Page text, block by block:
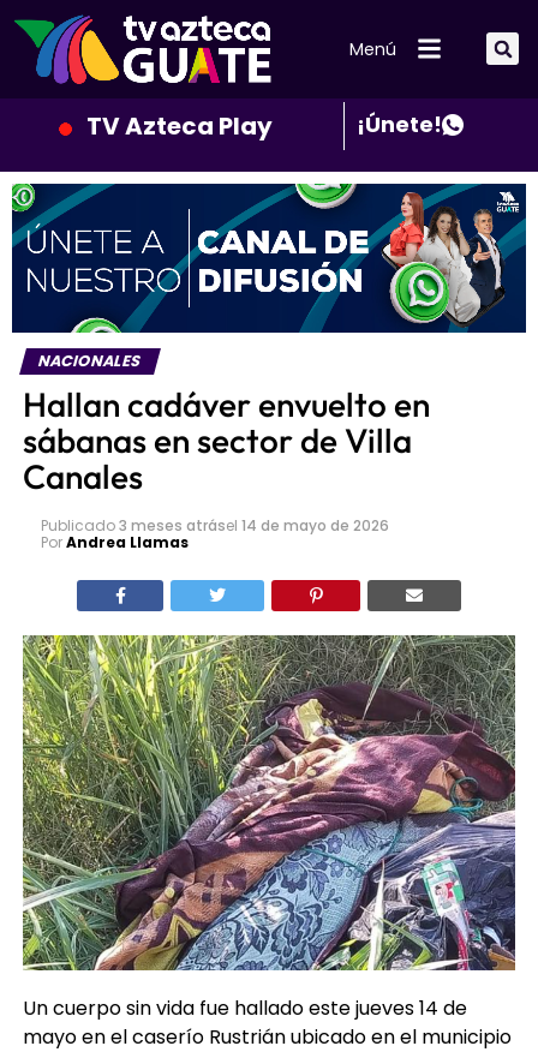
Menú
TV Azteca Play ¡Únete!
NACIONALES
Hallan cadáver envuelto en
sábanas en sector de Villa
Canales
Publicado3 meses atrásel 14 de mayo de 2026
PorAndrea Llamas
Un cuerpo sin vida fue hallado este jueves 14 de
mayo en el caserío Rustrián ubicado en el municipio